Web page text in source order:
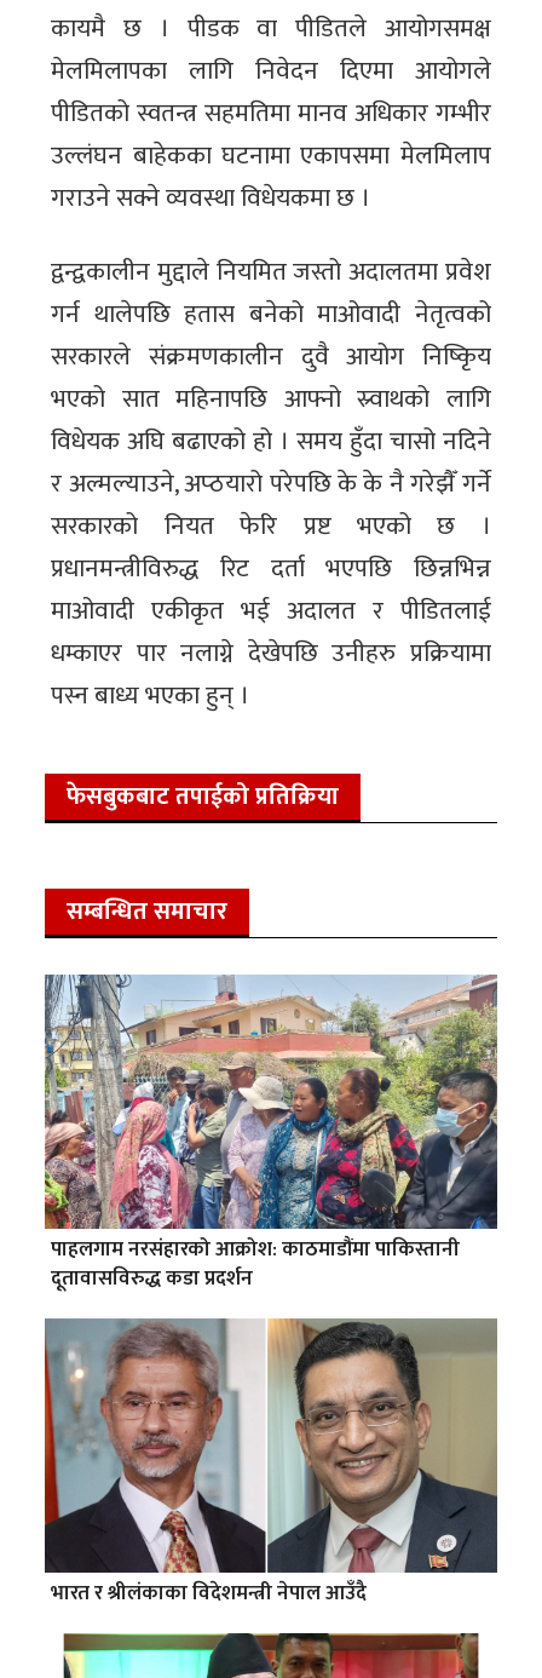
कायमै छ । पीडक वा पीडितले आयोगसमक्ष
मेलमिलापका लागि निवेदन दिएमा आयोगले
पीडितको स्वतन्त्र सहमतिमा मानव अधिकार गम्भीर
उल्लंघन बाहेकका घटनामा एकापसमा मेलमिलाप
गराउने सक्ने व्यवस्था विधेयकमा छ ।
द्वन्द्वकालीन मुद्दाले नियमित जस्तो अदालतमा प्रवेश
गर्न थालेपछि हतास बनेको माओवादी नेतृत्वको
सरकारले संक्रमणकालीन दुवै आयोग निष्किृय
भएको सात महिनापछि आफ्नो स्र्वाथको लागि
विधेयक अघि बढाएको हो । समय हुँदा चासो नदिने
र अल्मल्याउने, अप्ठयारो परेपछि के के नै गरेझैँ गर्ने
सरकारको नियत फेरि प्रष्ट भएको छ ।
प्रधानमन्त्रीविरुद्ध रिट दर्ता भएपछि छिन्नभिन्न
माओवादी एकीकृत भई अदालत र पीडितलाई
धम्काएर पार नलाग्ने देखेपछि उनीहरु प्रक्रियामा
पस्न बाध्य भएका हुन् ।
फेसबुकबाट तपाईको प्रतिक्रिया
सम्बन्धित समाचार
पाहलगाम नरसंहारको आक्रोश: काठमाडौंमा पाकिस्तानी
दूतावासविरुद्ध कडा प्रदर्शन
भारत र श्रीलंकाका विदेशमन्त्री नेपाल आउँदै